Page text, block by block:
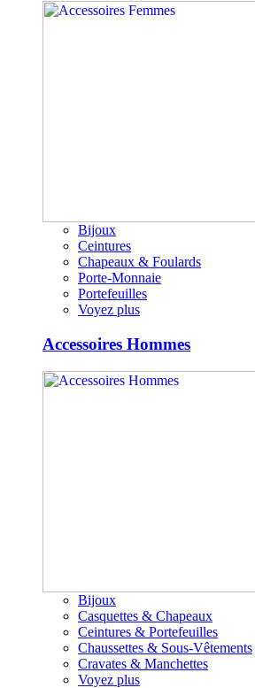
Bijoux
Ceintures
Chapeaux & Foulards
Porte-Monnaie
Portefeuilles
Voyez plus
Accessoires Hommes
Bijoux
Casquettes & Chapeaux
Ceintures & Portefeuilles
Chaussettes & Sous-Vêtements
Cravates & Manchettes
Voyez plus